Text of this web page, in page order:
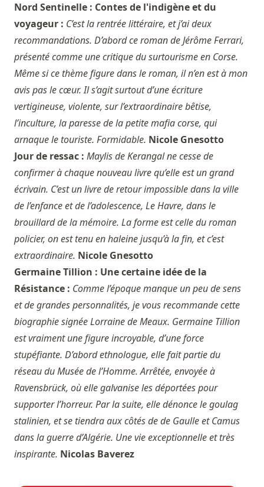
Nord Sentinelle : Contes de l'indigène et du
voyageur : C’est la rentrée littéraire, et j’ai deux
recommandations. D’abord ce roman de Jérôme Ferrari,
présenté comme une critique du surtourisme en Corse.
Même si ce thème figure dans le roman, il n’en est à mon
avis pas le cœur. Il s’agit surtout d’une écriture
vertigineuse, violente, sur l’extraordinaire bêtise,
l’inculture, la paresse de la petite mafia corse, qui
arnaque le touriste. Formidable. Nicole Gnesotto
Jour de ressac : Maylis de Kerangal ne cesse de
confirmer à chaque nouveau livre qu’elle est un grand
écrivain. C’est un livre de retour impossible dans la ville
de l’enfance et de l’adolescence, Le Havre, dans le
brouillard de la mémoire. La forme est celle du roman
policier, on est tenu en haleine jusqu’à la fin, et c’est
extraordinaire. Nicole Gnesotto
Germaine Tillion : Une certaine idée de la
Résistance : Comme l’époque manque un peu de sens
et de grandes personnalités, je vous recommande cette
biographie signée Lorraine de Meaux. Germaine Tillion
est vraiment une figure incroyable, d’une force
stupéfiante. D’abord ethnologue, elle fait partie du
réseau du Musée de l’Homme. Arrêtée, envoyée à
Ravensbrück, où elle galvanise les déportées pour
supporter l’horreur. Par la suite, elle dénonce le goulag
stalinien, et se tiendra aux côtés de de Gaulle et Camus
dans la guerre d’Algérie. Une vie exceptionnelle et très
inspirante. Nicolas Baverez